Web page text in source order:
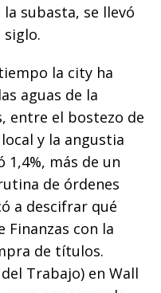
subasta, se llevó
siglo.
la city ha
aguas de la
entre el bostezo de
y la angustia
1,4%, más de un
de órdenes
a descifrar qué
Finanzas con la
de títulos.
Trabajo) en Wall